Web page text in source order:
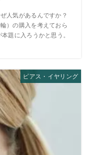
人気があるんですか？
）の購入を考えておら
題に入ろうかと思う。
ピアス・イヤリング